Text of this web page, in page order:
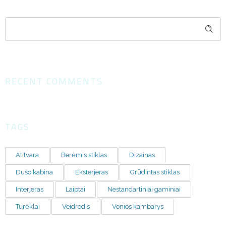
RECENT COMMENTS
TAGS
Atitvara Berėmis stiklas Dizainas
Dušo kabina Eksterjeras Grūdintas stiklas
Interjeras Laiptai Nestandartiniai gaminiai
Turėklai Veidrodis Vonios kambarys